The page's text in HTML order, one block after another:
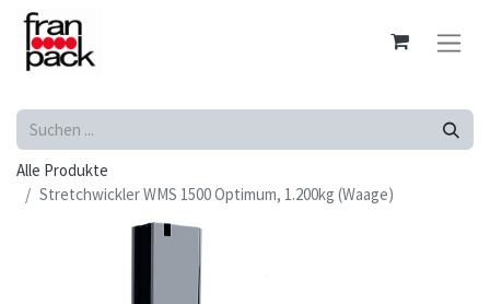
Alle Produkte
Stretchwickler WMS 1500 Optimum, 1.200kg (Waage)